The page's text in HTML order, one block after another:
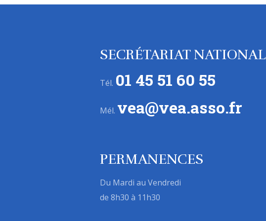
SECRÉTARIAT NATIONAL
Tél. 01 45 51 60 55
Mél. vea@vea.asso.fr
PERMANENCES
Du Mardi au Vendredi
de 8h30 à 11h30